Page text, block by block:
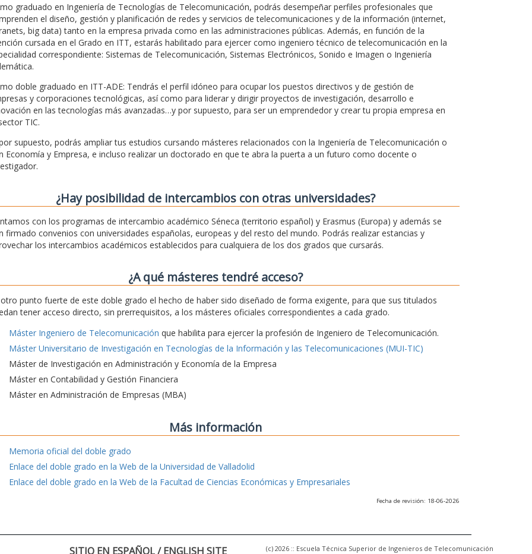
graduado en Ingeniería de Tecnologías de Telecomunicación, podrás desempeñar perfiles profesionales que
el diseño, gestión y planificación de redes y servicios de telecomunicaciones y de la información (internet,
big data) tanto en la empresa privada como en las administraciones públicas. Además, en función de la
cursada en el Grado en ITT, estarás habilitado para ejercer como ingeniero técnico de telecomunicación en la
correspondiente: Sistemas de Telecomunicación, Sistemas Electrónicos, Sonido e Imagen o Ingeniería
doble graduado en ITT-ADE: Tendrás el perfil idóneo para ocupar los puestos directivos y de gestión de
y corporaciones tecnológicas, así como para liderar y dirigir proyectos de investigación, desarrollo e
en las tecnologías más avanzadas…y por supuesto, para ser un emprendedor y crear tu propia empresa en
TIC.
supuesto, podrás ampliar tus estudios cursando másteres relacionados con la Ingeniería de Telecomunicación o
Economía y Empresa, e incluso realizar un doctorado en que te abra la puerta a un futuro como docente o
¿Hay posibilidad de intercambios con otras universidades?
con los programas de intercambio académico Séneca (territorio español) y Erasmus (Europa) y además se
firmado convenios con universidades españolas, europeas y del resto del mundo. Podrás realizar estancias y
los intercambios académicos establecidos para cualquiera de los dos grados que cursarás.
¿A qué másteres tendré acceso?
otro punto fuerte de este doble grado el hecho de haber sido diseñado de forma exigente, para que sus titulados
tener acceso directo, sin prerrequisitos, a los másteres oficiales correspondientes a cada grado.
Máster Ingeniero de Telecomunicación que habilita para ejercer la profesión de Ingeniero de Telecomunicación.
Máster Universitario de Investigación en Tecnologías de la Información y las Telecomunicaciones (MUI-TIC)
Máster de Investigación en Administración y Economía de la Empresa
Máster en Contabilidad y Gestión Financiera
Máster en Administración de Empresas (MBA)
Más información
Memoria oficial del doble grado
Enlace del doble grado en la Web de la Universidad de Valladolid
Enlace del doble grado en la Web de la Facultad de Ciencias Económicas y Empresariales
Fecha de revisión: 18-06-2026
SITIO EN ESPAÑOL / ENGLISH SITE
(c) 2026 :: Escuela Técnica Superior de Ingenieros de Telecomunicación